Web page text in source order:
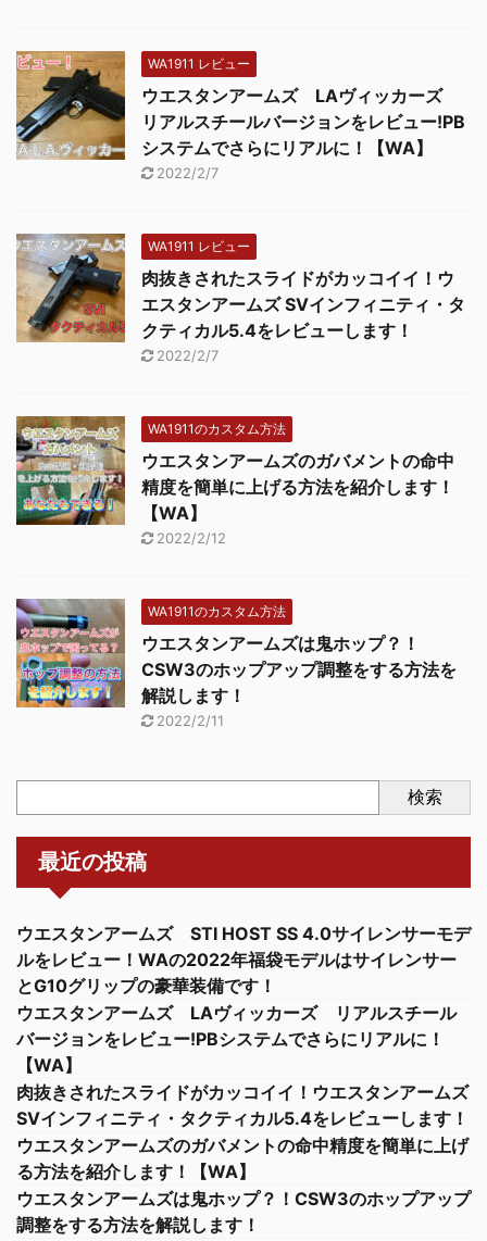
WA1911 レビュー
ウエスタンアームズ LAヴィッカーズ
リアルスチールバージョンをレビュー!PB
システムでさらにリアルに！【WA】
2022/2/7
WA1911 レビュー
肉抜きされたスライドがカッコイイ！ウ
エスタンアームズ SVインフィニティ・タ
クティカル5.4をレビューします！
2022/2/7
WA1911のカスタム方法
ウエスタンアームズのガバメントの命中
精度を簡単に上げる方法を紹介します！
【WA】
2022/2/12
WA1911のカスタム方法
ウエスタンアームズは鬼ホップ？！
CSW3のホップアップ調整をする方法を
解説します！
2022/2/11
検索
最近の投稿
ウエスタンアームズ STI HOST SS 4.0サイレンサーモデ
ルをレビュー！WAの2022年福袋モデルはサイレンサー
とG10グリップの豪華装備です！
ウエスタンアームズ LAヴィッカーズ リアルスチール
バージョンをレビュー!PBシステムでさらにリアルに！
【WA】
肉抜きされたスライドがカッコイイ！ウエスタンアームズ
SVインフィニティ・タクティカル5.4をレビューします！
ウエスタンアームズのガバメントの命中精度を簡単に上げ
る方法を紹介します！【WA】
ウエスタンアームズは鬼ホップ？！CSW3のホップアップ
調整をする方法を解説します！